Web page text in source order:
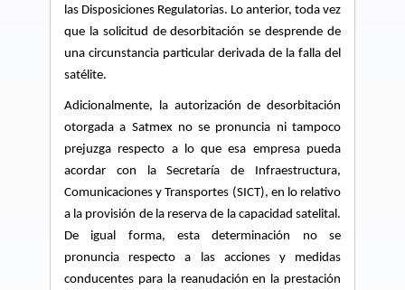
las Disposiciones Regulatorias. Lo anterior, toda vez
que la solicitud de desorbitación se desprende de
una circunstancia particular derivada de la falla del
satélite.
Adicionalmente, la autorización de desorbitación
otorgada a Satmex no se pronuncia ni tampoco
prejuzga respecto a lo que esa empresa pueda
acordar con la Secretaría de Infraestructura,
Comunicaciones y Transportes (SICT), en lo relativo
a la provisión de la reserva de la capacidad satelital.
De igual forma, esta determinación no se
pronuncia respecto a las acciones y medidas
conducentes para la reanudación en la prestación